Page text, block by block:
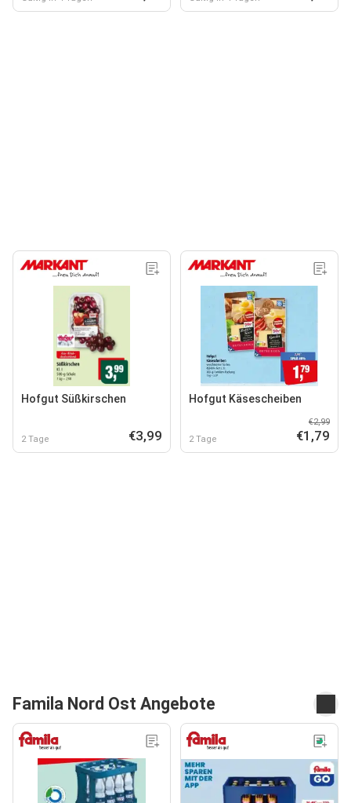
Hofgut Süßkirschen
2 Tage €3,99
Hofgut Käsescheiben
2 Tage
€2,99
€1,79
Famila Nord Ost Angebote